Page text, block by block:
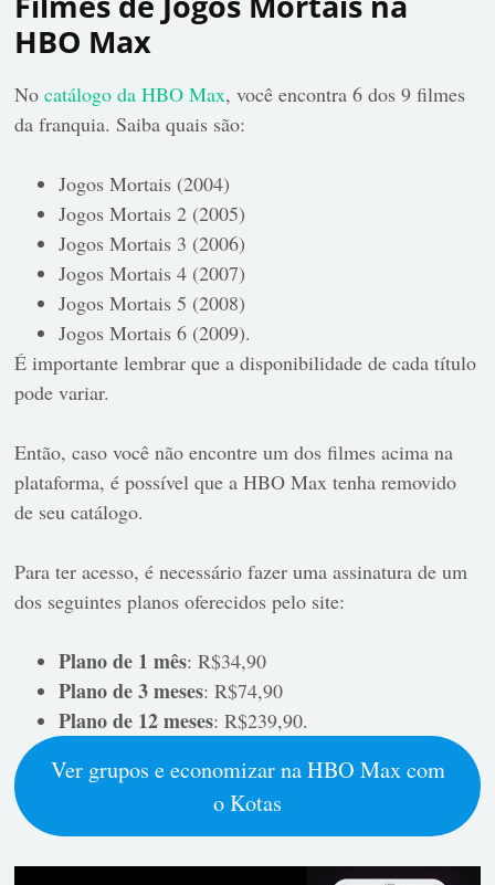
HBO Max
Nocatálogo da HBO Max, você encontra 6 dos 9 filmes
da franquia. Saiba quais são:
Jogos Mortais (2004)
Jogos Mortais 2 (2005)
Jogos Mortais 3 (2006)
Jogos Mortais 4 (2007)
Jogos Mortais 5 (2008)
Jogos Mortais 6 (2009).
É importante lembrar que a disponibilidade de cada título
pode variar.
Então, caso você não encontre um dos filmes acima na
plataforma, é possível que a HBO Max tenha removido
de seu catálogo.
Para ter acesso, é necessário fazer uma assinatura de um
dos seguintes planos oferecidos pelo site:
Plano de 1 mês: R$34,90
Plano de 3 meses: R$74,90
Plano de 12 meses: R$239,90.
Ver grupos e economizar na HBO Max com
o Kotas